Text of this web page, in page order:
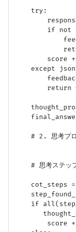
    try:
if not
score
except
return
# 2. 思考プ
# 思考ステッ
cot_steps =
if
score